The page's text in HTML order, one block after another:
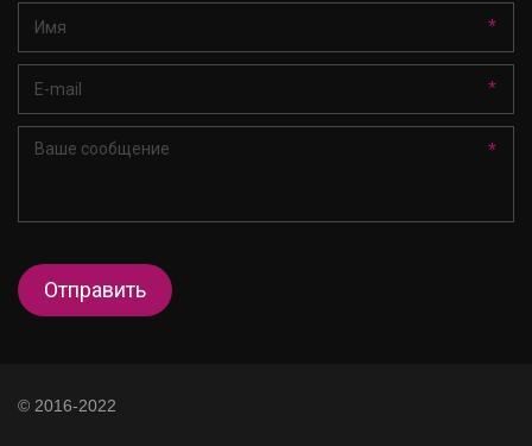
2PUjfb5DknrNad9FSuudxVqnWm1TtiTx1
Yzmww/edit?usp=sharing. Курс
продлится до конца сентября. Видео-
уроки будут направляться только
*
*
*
Отправить
© 2016-2022